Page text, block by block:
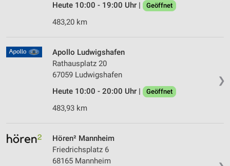
Heute 10:00 - 19:00 Uhr |
Geöffnet
483,20 km
❯
Apollo Ludwigshafen
Rathausplatz 20
67059 Ludwigshafen
Heute 10:00 - 20:00 Uhr |
Geöffnet
483,93 km
Hören² Mannheim
Friedrichsplatz 6
68165 Mannheim